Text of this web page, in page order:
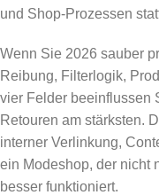
und Shop-Prozessen
Wenn Sie 2026 sauber
Reibung, Filterlogik,
vier Felder beeinflussen
Retouren am stärksten.
interner Verlinkung,
ein Modeshop, der nicht
besser funktioniert.